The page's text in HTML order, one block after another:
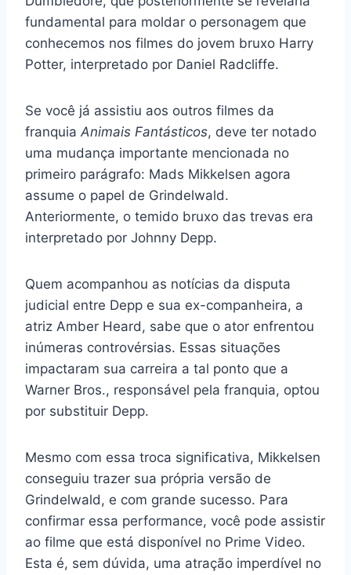
fundamental para moldar o personagem que
conhecemos nos filmes do jovem bruxo Harry
Potter, interpretado por Daniel Radcliffe.
Se você já assistiu aos outros filmes da
franquia Animais Fantásticos, deve ter notado
uma mudança importante mencionada no
primeiro parágrafo: Mads Mikkelsen agora
assume o papel de Grindelwald.
Anteriormente, o temido bruxo das trevas era
interpretado por Johnny Depp.
Quem acompanhou as notícias da disputa
judicial entre Depp e sua ex-companheira, a
atriz Amber Heard, sabe que o ator enfrentou
inúmeras controvérsias. Essas situações
impactaram sua carreira a tal ponto que a
Warner Bros., responsável pela franquia, optou
por substituir Depp.
Mesmo com essa troca significativa, Mikkelsen
conseguiu trazer sua própria versão de
Grindelwald, e com grande sucesso. Para
confirmar essa performance, você pode assistir
ao filme que está disponível no Prime Video.
Esta é, sem dúvida, uma atração imperdível no